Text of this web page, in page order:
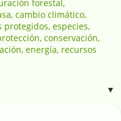
forestal,
cambio climático,
protegidos, especies,
conservación,
energía, recursos
▼